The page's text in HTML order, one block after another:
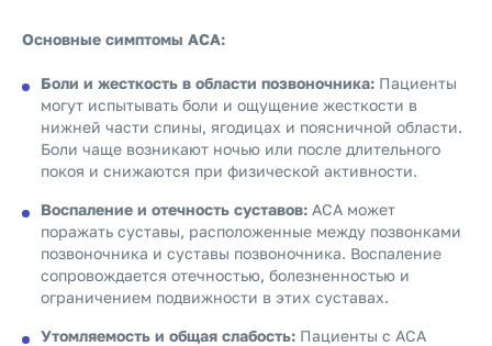
Основные симптомы АСА:
Боли и жесткость в области позвоночника: Пациенты
могут испытывать боли и ощущение жесткости в
нижней части спины, ягодицах и поясничной области.
Боли чаще возникают ночью или после длительного
покоя и снижаются при физической активности.
Воспаление и отечность суставов: АСА может
поражать суставы, расположенные между позвонками
позвоночника и суставы позвоночника. Воспаление
сопровождается отечностью, болезненностью и
ограничением подвижности в этих суставах.
Утомляемость и общая слабость: Пациенты с АСА